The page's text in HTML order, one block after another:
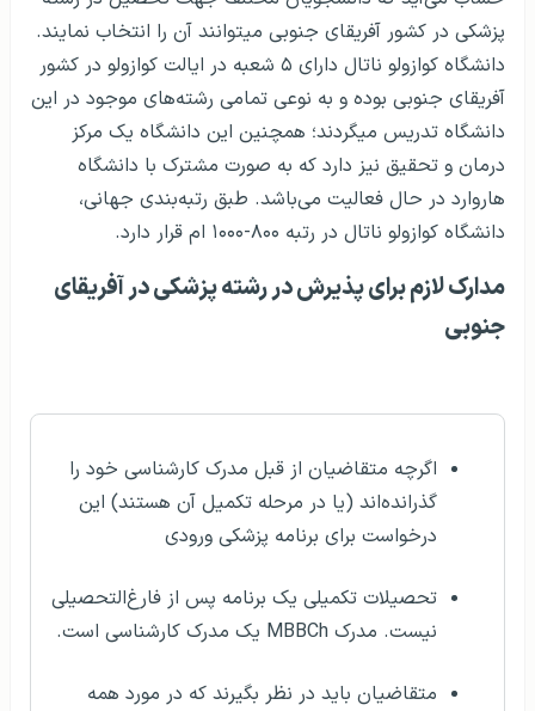
پزشکی در کشور آفریقای جنوبی می‎توانند آن را انتخاب نمایند.
دانشگاه کوازولو ناتال دارای ۵ شعبه در ایالت کوازولو در کشور
آفریقای جنوبی بوده و به نوعی تمامی‎ رشته‌های موجود در این
دانشگاه تدریس می‎گردند؛ همچنین این دانشگاه یک مرکز
درمان و تحقیق نیز دارد که به صورت مشترک با دانشگاه
هاروارد در حال فعالیت می‎‌باشد. طبق رتبه‌بندی جهانی،
دانشگاه کوازولو ناتال در رتبه ۸۰۰-۱۰۰۰ ام قرار دارد.
مدارک لازم برای پذیرش در رشته پزشکی در آفریقای
جنوبی
اگرچه متقاضیان از قبل مدرک کارشناسی خود را
گذرانده‌اند (یا در مرحله تکمیل آن هستند) این
درخواست برای برنامه پزشکی ورودی
تحصیلات تکمیلی یک برنامه پس از فارغ‌التحصیلی
نیست. مدرک MBBCh یک مدرک کارشناسی است.
متقاضیان باید در نظر بگیرند که در مورد همه